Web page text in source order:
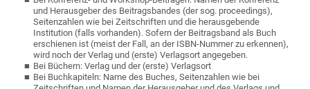
und Herausgeber des Beitragsbandes (der sog. proceedings),
Seitenzahlen wie bei Zeitschriften und die herausgebende
Institution (falls vorhanden). Sofern der Beitragsband als Buch
erschienen ist (meist der Fall, an der ISBN-Nummer zu erkennen),
wird noch der Verlag und (erste) Verlagsort angegeben.
Bei Büchern: Verlag und der (erste) Verlagsort
Bei Buchkapiteln: Name des Buches, Seitenzahlen wie bei